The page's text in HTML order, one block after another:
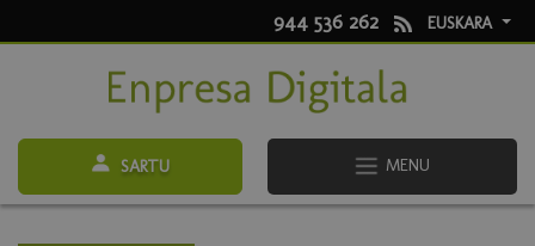
944 536 262 EUSKARA
SARTU MENU